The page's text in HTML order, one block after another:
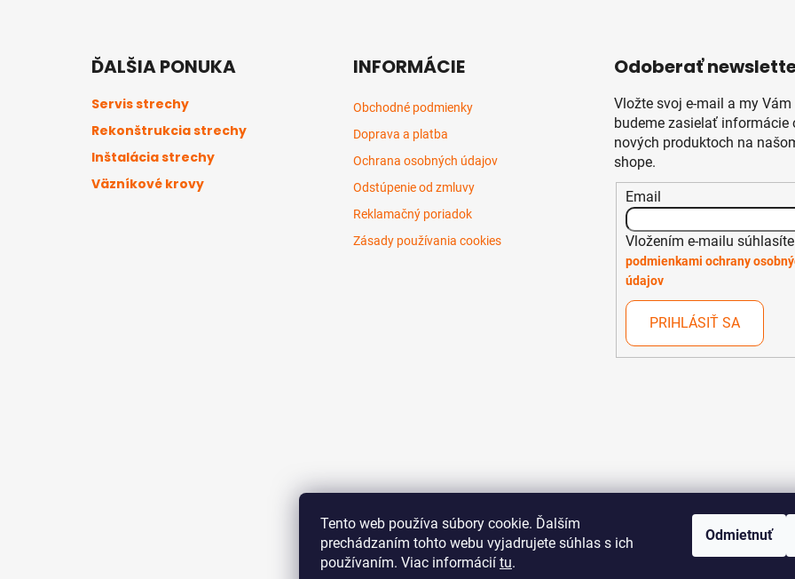
Tento web používa súbory cookie. Ďalším
prechádzaním tohto webu vyjadrujete súhlas s ich
používaním. Viac informácií tu.
Odmietnuť
ĎALŠIA PONUKA
Servis strechy
Rekonštrukcia strechy
Inštalácia strechy
Väzníkové krovy
INFORMÁCIE
Obchodné podmienky
Doprava a platba
Ochrana osobných údajov
Odstúpenie od zmluvy
Reklamačný poriadok
Zásady používania cookies
Odoberať
Vložte svoj e-mail a my Vám
budeme zasielať informácie
nových produktoch na
shope.
Email
Vložením e-mailu
podmienkami ochrany
údajov
PRIHLÁSIŤ SA